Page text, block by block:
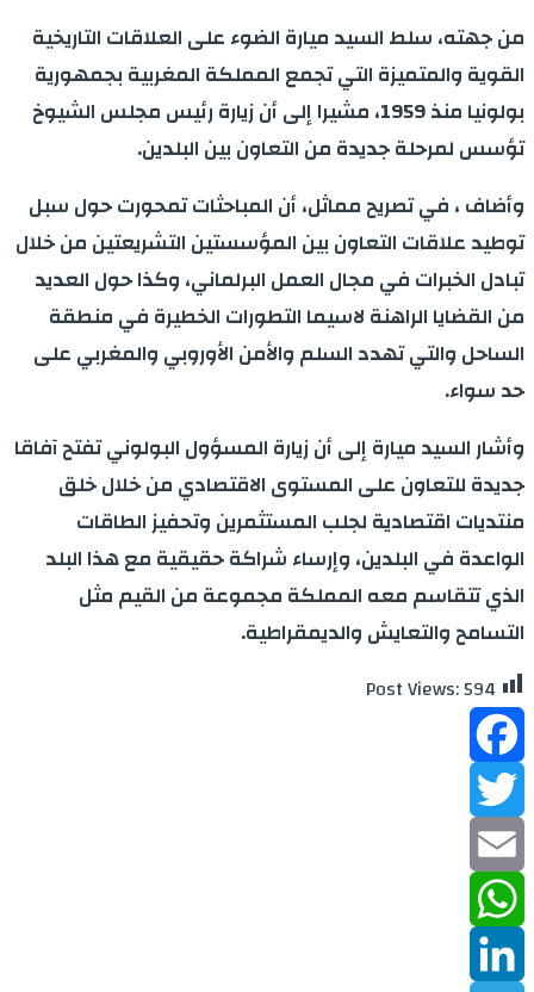
من جهته، سلط السيد ميارة الضوء على العلاقات التاريخية
القوية والمتميزة التي تجمع المملكة المغربية بجمهورية
بولونيا منذ 1959، مشيرا إلى أن زيارة رئيس مجلس الشيوخ
تؤسس لمرحلة جديدة من التعاون بين البلدين.
وأضاف ، في تصريح مماثل، أن المباحثات تمحورت حول سبل
توطيد علاقات التعاون بين المؤسستين التشريعتين من خلال
تبادل الخبرات في مجال العمل البرلماني، وكذا حول العديد
من القضايا الراهنة لاسيما التطورات الخطيرة في منطقة
الساحل والتي تهدد السلم والأمن الأوروبي والمغربي على
حد سواء.
وأشار السيد ميارة إلى أن زيارة المسؤول البولوني تفتح آفاقا
جديدة للتعاون على المستوى الاقتصادي من خلال خلق
منتديات اقتصادية لجلب المستثمرين وتحفيز الطاقات
الواعدة في البلدين، وإرساء شراكة حقيقية مع هذا البلد
الذي تتقاسم معه المملكة مجموعة من القيم مثل
التسامح والتعايش والديمقراطية.
Post Views:594
Facebook
Twitter
Email
WhatsApp